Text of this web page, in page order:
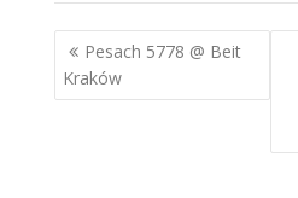
Nawigacja
wpisu
Pesach 5778 @ Beit
Kraków